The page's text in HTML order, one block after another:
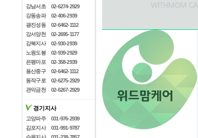
산후관리사모집
강남서초
02-6274-2929
강동송파
02-406-2939
광진성동
02-6462-1112
강서양천
02-2695-1177
강북지사
02-930-2939
노원도봉
02-939-2929
은평마포
02-358-2939
용산중구
02-6462-1112
동작구로
02-6275-2929
관악금천
02-6267-2929
경기지사
고양파주
031-976-2939
김포지사
031-991-9787